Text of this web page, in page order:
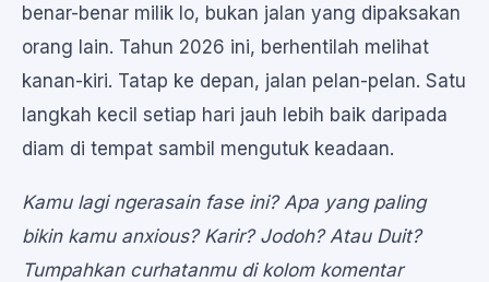
benar-benar milik lo, bukan jalan yang dipaksakan
orang lain. Tahun 2026 ini, berhentilah melihat
kanan-kiri. Tatap ke depan, jalan pelan-pelan. Satu
langkah kecil setiap hari jauh lebih baik daripada
diam di tempat sambil mengutuk keadaan.
Kamu lagi ngerasain fase ini? Apa yang paling
bikin kamu anxious? Karir? Jodoh? Atau Duit?
Tumpahkan curhatanmu di kolom komentar